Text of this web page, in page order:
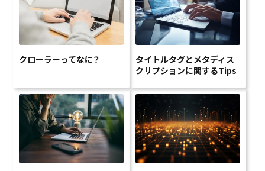
クローラーってなに？
タイトルタグとメタディス
クリプションに関するTips